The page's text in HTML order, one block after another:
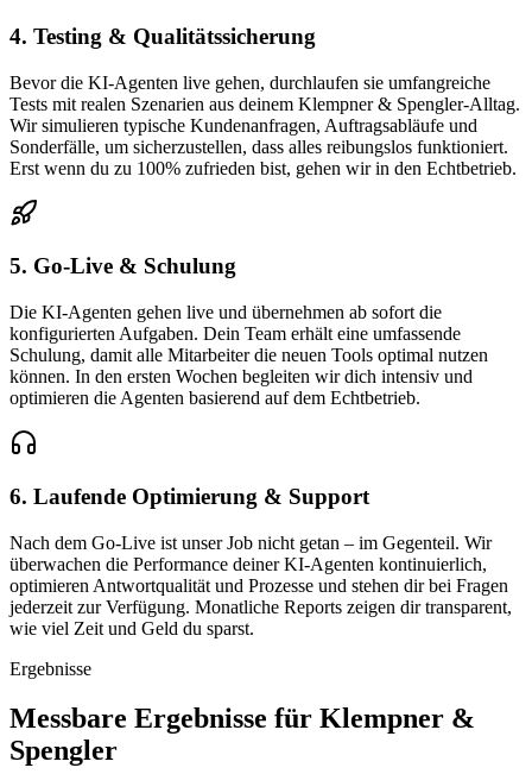
4. Testing & Qualitätssicherung
Bevor die KI-Agenten live gehen, durchlaufen sie umfangreiche
Tests mit realen Szenarien aus deinem Klempner & Spengler-Alltag.
Wir simulieren typische Kundenanfragen, Auftragsabläufe und
Sonderfälle, um sicherzustellen, dass alles reibungslos funktioniert.
Erst wenn du zu 100% zufrieden bist, gehen wir in den Echtbetrieb.
5. Go-Live & Schulung
Die KI-Agenten gehen live und übernehmen ab sofort die
konfigurierten Aufgaben. Dein Team erhält eine umfassende
Schulung, damit alle Mitarbeiter die neuen Tools optimal nutzen
können. In den ersten Wochen begleiten wir dich intensiv und
optimieren die Agenten basierend auf dem Echtbetrieb.
6. Laufende Optimierung & Support
Nach dem Go-Live ist unser Job nicht getan – im Gegenteil. Wir
überwachen die Performance deiner KI-Agenten kontinuierlich,
optimieren Antwortqualität und Prozesse und stehen dir bei Fragen
jederzeit zur Verfügung. Monatliche Reports zeigen dir transparent,
wie viel Zeit und Geld du sparst.
Ergebnisse
Messbare Ergebnisse für Klempner &
Spengler